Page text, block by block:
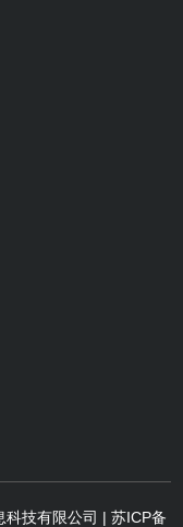
科技有限公司 | 苏ICP备